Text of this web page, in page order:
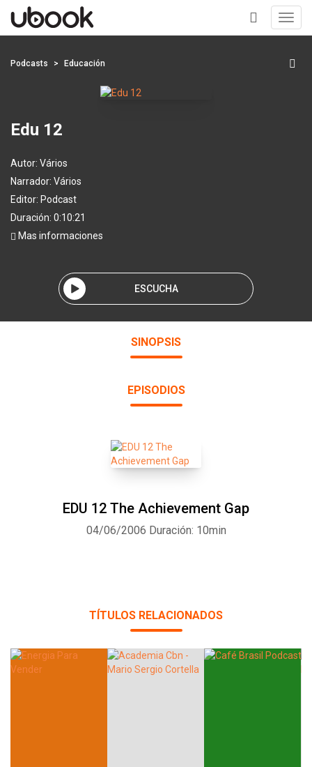
+
Podcasts Educación
Edu 12
Autor: Vários
Narrador: Vários
Editor: Podcast
Duración: 0:10:21
Mas informaciones
ESCUCHA
SINOPSIS
EPISODIOS
EDU 12 The Achievement Gap
04/06/2006 Duración: 10min
TÍTULOS RELACIONADOS